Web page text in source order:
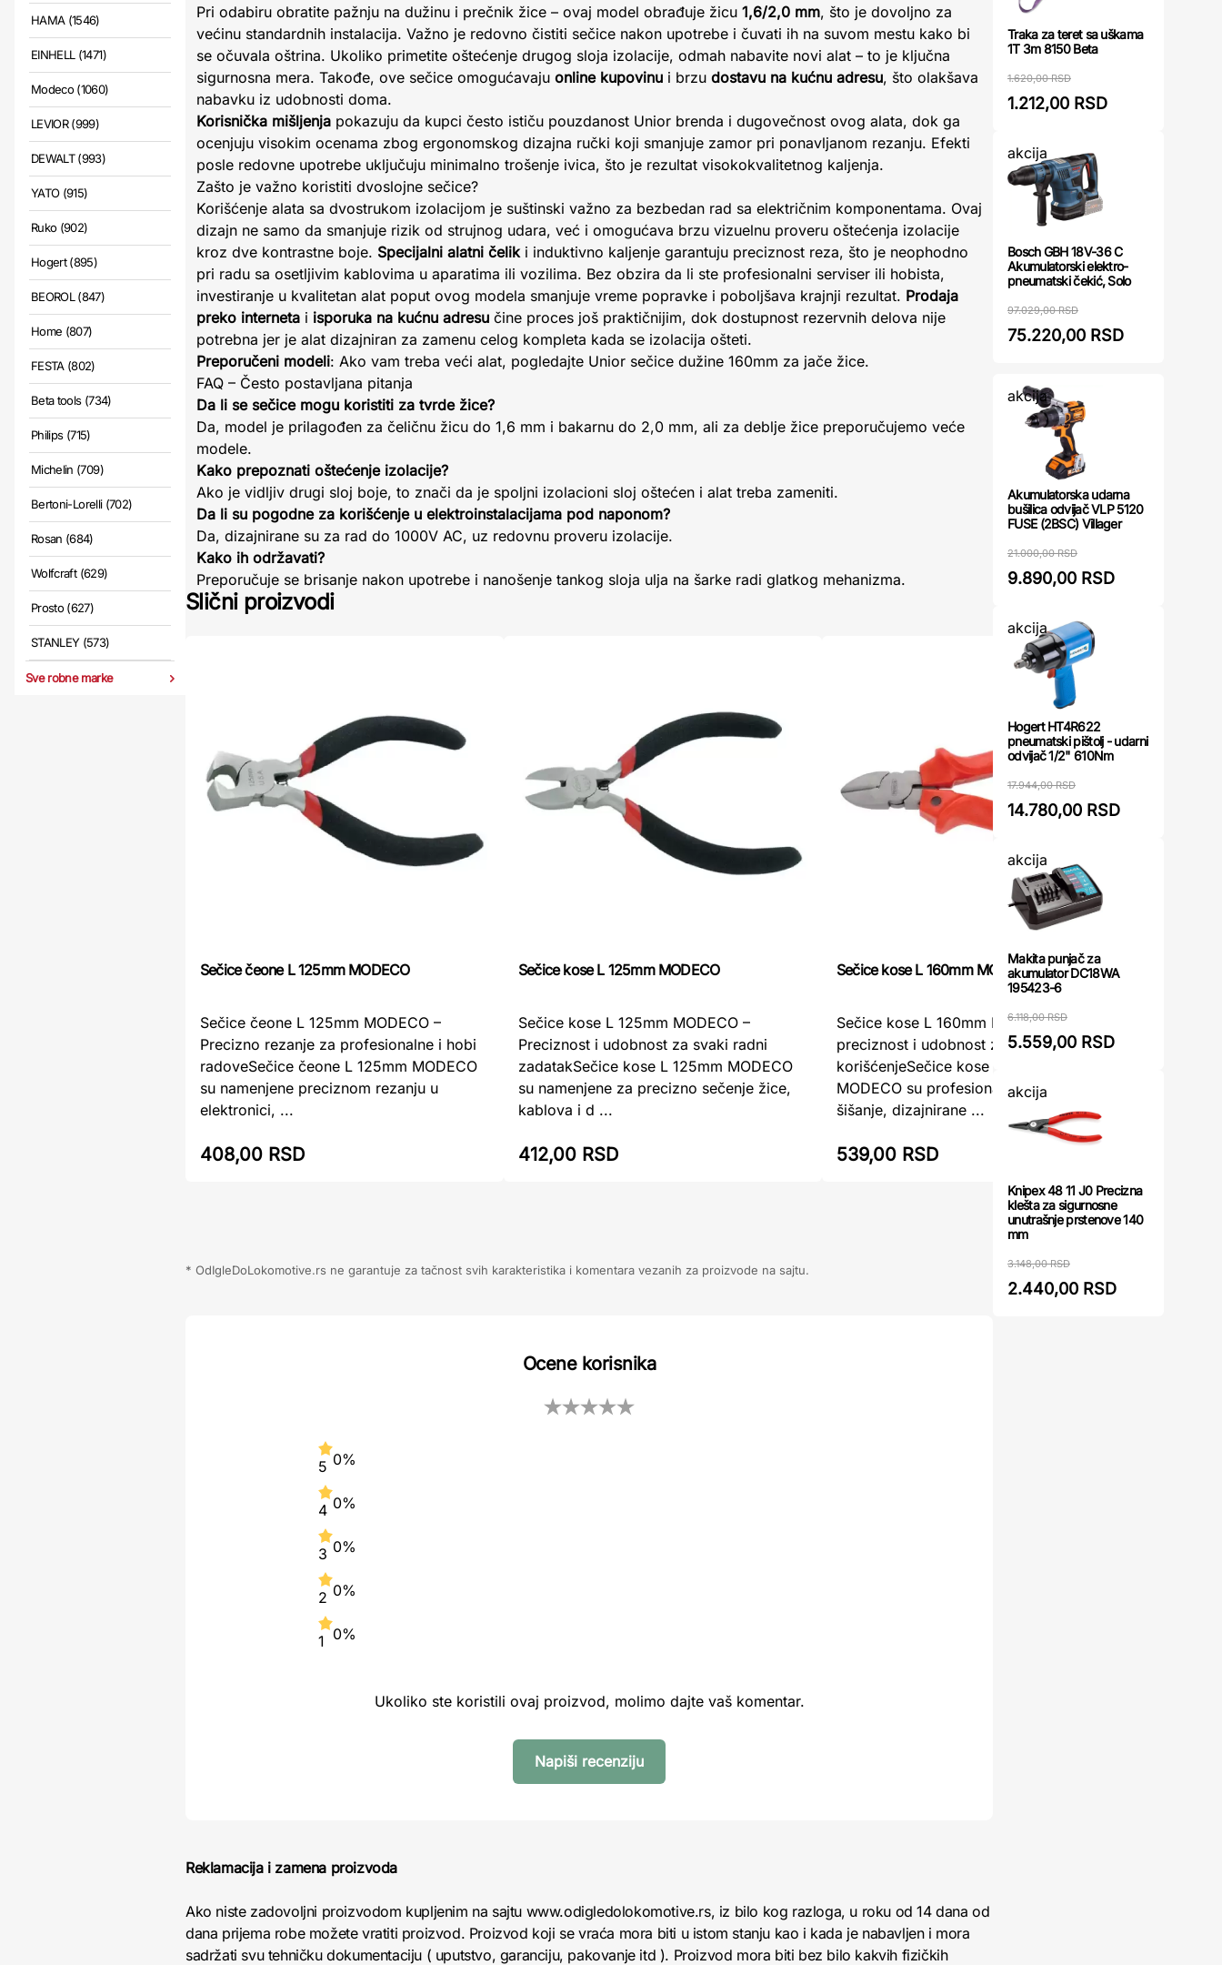
HAMA (1546)
EINHELL (1471)
Modeco (1060)
LEVIOR (999)
DEWALT (993)
YATO (915)
Ruko (902)
Hogert (895)
BEOROL (847)
Home (807)
FESTA (802)
Beta tools (734)
Philips (715)
Michelin (709)
Bertoni-Lorelli (702)
Rosan (684)
Wolfcraft (629)
Prosto (627)
STANLEY (573)
Sve robne marke
Pri odabiru obratite pažnju na dužinu i prečnik žice – ovaj model obrađuje žicu 1,6/2,0 mm, što je dovoljno za
većinu standardnih instalacija. Važno je redovno čistiti sečice nakon upotrebe i čuvati ih na suvom mestu kako bi
se očuvala oštrina. Ukoliko primetite oštećenje drugog sloja izolacije, odmah nabavite novi alat – to je ključna
sigurnosna mera. Takođe, ove sečice omogućavaju online kupovinu i brzu dostavu na kućnu adresu, što olakšava
nabavku iz udobnosti doma.
Korisnička mišljenja pokazuju da kupci često ističu pouzdanost Unior brenda i dugovečnost ovog alata, dok ga
ocenjuju visokim ocenama zbog ergonomskog dizajna ručki koji smanjuje zamor pri ponavljanom rezanju. Efekti
posle redovne upotrebe uključuju minimalno trošenje ivica, što je rezultat visokokvalitetnog kaljenja.
Zašto je važno koristiti dvoslojne sečice?
Korišćenje alata sa dvostrukom izolacijom je suštinski važno za bezbedan rad sa električnim komponentama. Ovaj
dizajn ne samo da smanjuje rizik od strujnog udara, već i omogućava brzu vizuelnu proveru oštećenja izolacije
kroz dve kontrastne boje. Specijalni alatni čeliki induktivno kaljenje garantuju preciznost reza, što je neophodno
pri radu sa osetljivim kablovima u aparatima ili vozilima. Bez obzira da li ste profesionalni serviser ili hobista,
investiranje u kvalitetan alat poput ovog modela smanjuje vreme popravke i poboljšava krajnji rezultat. Prodaja
preko interneta i isporuka na kućnu adresu čine proces još praktičnijim, dok dostupnost rezervnih delova nije
potrebna jer je alat dizajniran za zamenu celog kompleta kada se izolacija ošteti.
Preporučeni modeli: Ako vam treba veći alat, pogledajte Unior sečice dužine 160mm za jače žice.
FAQ – Često postavljana pitanja
Da li se sečice mogu koristiti za tvrde žice?
Da, model je prilagođen za čeličnu žicu do 1,6 mm i bakarnu do 2,0 mm, ali za deblje žice preporučujemo veće
modele.
Kako prepoznati oštećenje izolacije?
Ako je vidljiv drugi sloj boje, to znači da je spoljni izolacioni sloj oštećen i alat treba zameniti.
Da li su pogodne za korišćenje u elektroinstalacijama pod naponom?
Da, dizajnirane su za rad do 1000V AC, uz redovnu proveru izolacije.
Kako ih održavati?
Preporučuje se brisanje nakon upotrebe i nanošenje tankog sloja ulja na šarke radi glatkog mehanizma.
Slični proizvodi
Sečice čeone L 125mm MODECO
Sečice čeone L 125mm MODECO –
Precizno rezanje za profesionalne i hobi
radoveSečice čeone L 125mm MODECO
su namenjene preciznom rezanju u
elektronici, ...
408,00 RSD
Sečice kose L 125mm MODECO
Sečice kose L 125mm MODECO –
Preciznost i udobnost za svaki radni
zadatakSečice kose L 125mm MODECO
su namenjene za precizno sečenje žice,
kablova i d ...
412,00 RSD
Sečice kose L 160mm MODECO
Sečice kose L 160mm MODECO –
preciznost i udobnost za svakodnevno
korišćenjeSečice kose L 160mm
MODECO su profesionalne makaze za
šišanje, dizajnirane ...
539,00 RSD
* OdIgleDoLokomotive.rs ne garantuje za tačnost svih karakteristika i komentara vezanih za proizvode na sajtu.
Ocene korisnika
5 0%
4 0%
3 0%
2 0%
1 0%
Ukoliko ste koristili ovaj proizvod, molimo dajte vaš komentar.
Napiši recenziju
Reklamacija i zamena proizvoda
Ako niste zadovoljni proizvodom kupljenim na sajtu www.odigledolokomotive.rs, iz bilo kog razloga, u roku od 14 dana od
dana prijema robe možete vratiti proizvod. Proizvod koji se vraća mora biti u istom stanju kao i kada je nabavljen i mora
sadržati svu tehničku dokumentaciju ( uputstvo, garanciju, pakovanje itd ). Proizvod mora biti bez bilo kakvih fizičkih
Traka za teret sa uškama
1T 3m 8150 Beta
1.620,00 RSD
1.212,00 RSD
akcija
Bosch GBH 18V-36 C
Akumulatorski elektro-
pneumatski čekić, Solo
97.029,00 RSD
75.220,00 RSD
akcija
Akumulatorska udarna
bušilica odvijač VLP 5120
FUSE (2BSC) Villager
21.000,00 RSD
9.890,00 RSD
akcija
Hogert HT4R622
pneumatski pištolj - udarni
odvijač 1/2" 610Nm
17.944,00 RSD
14.780,00 RSD
akcija
Makita punjač za
akumulator DC18WA
195423-6
6.118,00 RSD
5.559,00 RSD
akcija
Knipex 48 11 J0 Precizna
klešta za sigurnosne
unutrašnje prstenove 140
mm
3.148,00 RSD
2.440,00 RSD